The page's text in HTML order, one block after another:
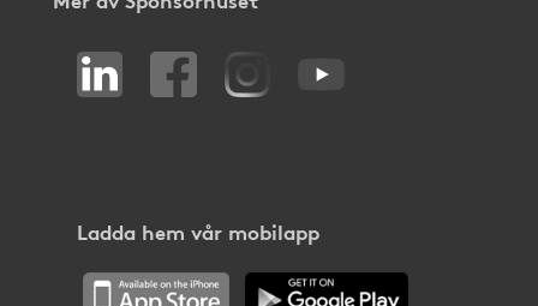
Ladda hem vår mobilapp